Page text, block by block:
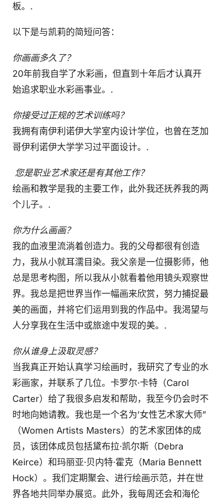
板。.
以下是与凯莉的简短问答：
你画画多久了？
20年前我自学了水彩画，但直到十年后才认真开
始追求职业水彩画事业。.
你接受过正规的艺术训练吗？
我拥有南伊利诺伊大学室内设计学位，也曾在芝加
哥伊利诺伊大学学习过平面设计。.
您是职业艺术家还是有其他工作？
绘画和教学是我的主要工作，此外我还抚养我的两
个儿子。.
你为什么画画？
我的血液里流淌着创造力。我的父母都很有创造
力，我从小就耳濡目染。我父亲是一位摄影师，他
总是思考构图，所以我从小就看着他用镜头观察世
界。我总是把世界当作一幅画来欣赏，努力捕捉最
美的画面，并将它们运用到我的作品中。我渴望与
人分享我在生活中或旅途中发现的美。.
你从谁身上汲取灵感？
当我真正开始认真学习绘画时，我研究了专业的水
彩画家，并联系了几位。卡罗尔·卡特（Carol
Carter）给了我很多启发和帮助，我至今仍会时不
时地向她请教。我也是一个名为’女性艺术家大师”
（Women Artists Masters）的艺术家团体的成
员，该团体成员包括黛布拉·凯尔斯（Debra
Keirce）和玛丽亚·贝内特·霍克（Maria Bennett
Hock）。我们定期聚会、进行绘画示范，并在世
界各地共同举办展览。此外，我每周还会和海伦